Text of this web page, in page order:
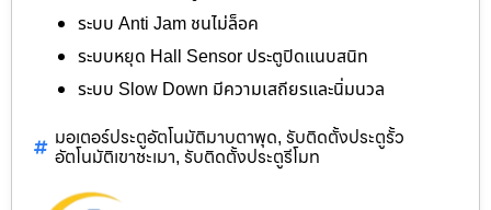
ระบบ Anti Jam ชนไม่ล็อค
ระบบหยุด Hall Sensor ประตูปิดแนบสนิท
ระบบ Slow Down มีความเสถียรและนิ่มนวล
มอเตอร์ประตูอัตโนมัติมาบตาพุด, รับติดตั้งประตูรั้ว
อัตโนมัติเขาชะเมา, รับติดตั้งประตูรีโมท